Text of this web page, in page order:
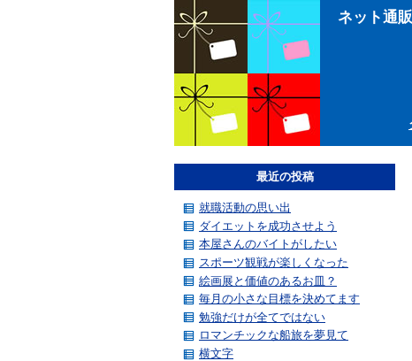
ネット通
最近の投稿
就職活動の思い出
ダイエットを成功させよう
本屋さんのバイトがしたい
スポーツ観戦が楽しくなった
絵画展と価値のあるお皿？
毎月の小さな目標を決めてます
勉強だけが全てではない
ロマンチックな船旅を夢見て
横文字